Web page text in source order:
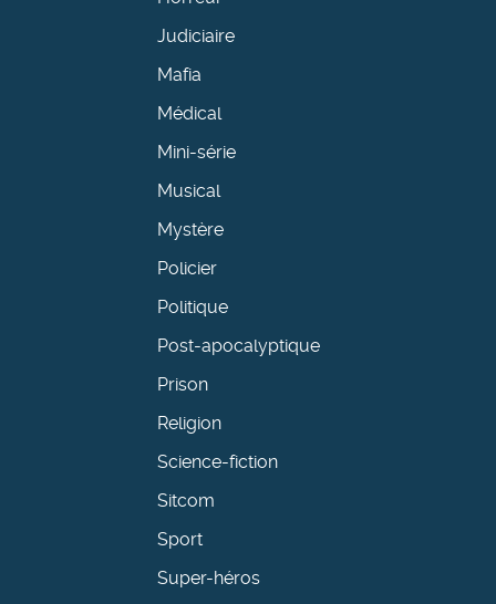
Judiciaire
Mafia
Médical
Mini-série
Musical
Mystère
Policier
Politique
Post-apocalyptique
Prison
Religion
Science-fiction
Sitcom
Sport
Super-héros